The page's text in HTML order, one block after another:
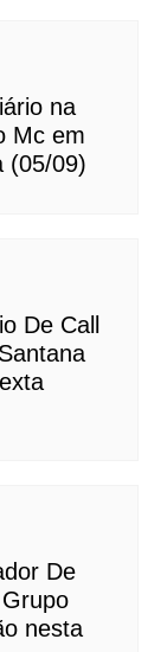
na
Mc em
(05/09)
De Call
De
nesta